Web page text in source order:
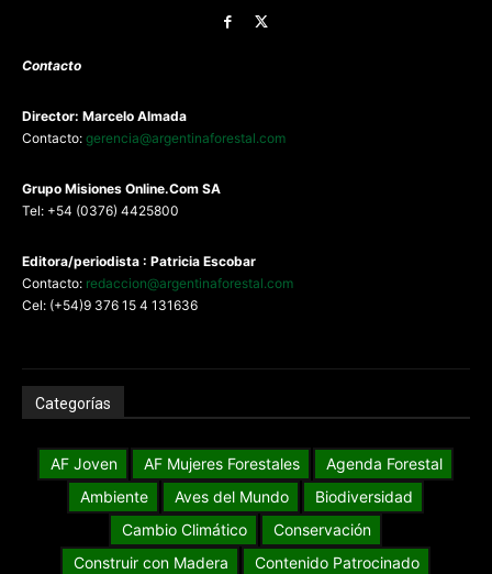
Contacto
Director: Marcelo Almada
Contacto: gerencia@argentinaforestal.com
Grupo Misiones Online.Com SA
Tel: +54 (0376) 4425800
Editora/periodista : Patricia Escobar
Contacto: redaccion@argentinaforestal.com
Cel: (+54)9 376 15 4 131636
Categorías
AF Joven AF Mujeres Forestales
Agenda Forestal
Ambiente
Aves del Mundo
Biodiversidad
Cambio Climático
Conservación
Construir con Madera
Contenido Patrocinado